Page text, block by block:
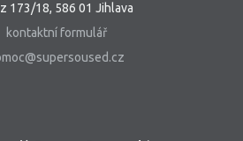
173/18, 586 01 Jihlava
kontaktní formulář